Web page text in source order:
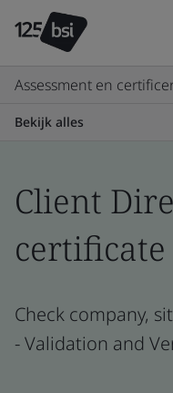
Assessment en
Bekijk alles
Client
certificate
Check company,
- Validation and